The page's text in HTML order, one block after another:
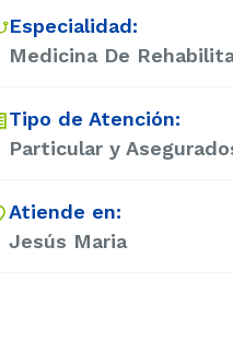
Especialidad:
Medicina De
Tipo de Atención:
Particular y
Atiende en:
Jesús Maria